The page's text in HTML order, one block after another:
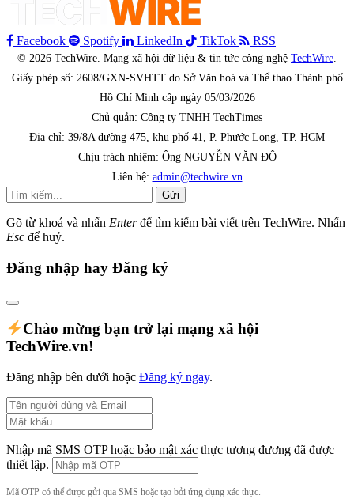
Facebook Spotify LinkedIn TikTok RSS
© 2026 TechWire. Mạng xã hội dữ liệu & tin tức công nghệ TechWire.
Giấy phép số: 2608/GXN-SVHTT do Sở Văn hoá và Thể thao Thành phố
Hồ Chí Minh cấp ngày 05/03/2026
Chủ quản: Công ty TNHH TechTimes
Địa chỉ: 39/8A đường 475, khu phố 41, P. Phước Long, TP. HCM
Chịu trách nhiệm: Ông NGUYỄN VĂN ĐÔ
Liên hệ: admin@techwire.vn
Gửi
Gõ từ khoá và nhấn Enterđể tìm kiếm bài viết trên TechWire. Nhấn
Esc để huỷ.
Đăng nhập hay Đăng ký
Chào mừng bạn trở lại mạng xã hội
TechWire.vn!
Đăng nhập bên dưới hoặc Đăng ký ngay.
Nhập mã SMS OTP hoặc bảo mật xác thực tương đương đã được
thiết lập.
Mã OTP có thể được gửi qua SMS hoặc tạo bởi ứng dụng xác thực.